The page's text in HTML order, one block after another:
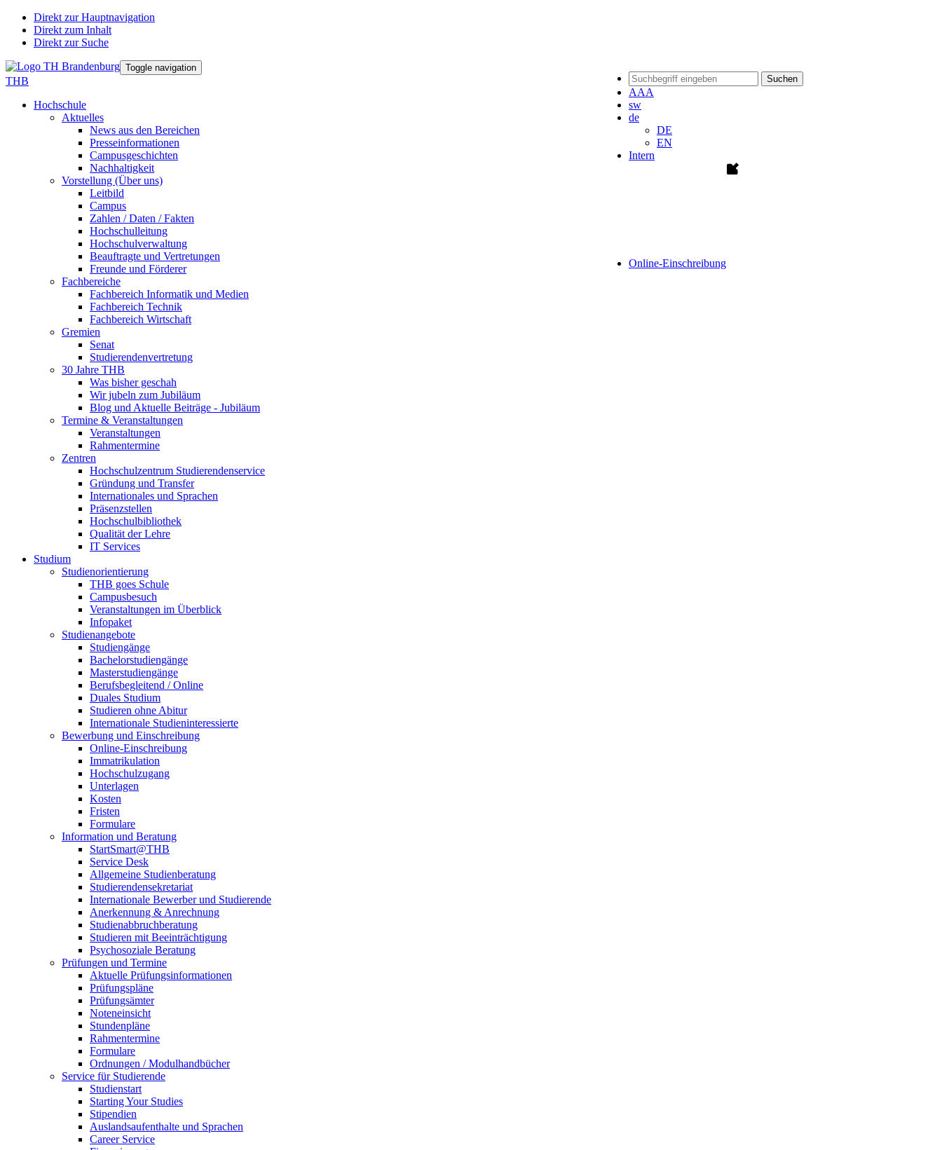
Direkt zur Hauptnavigation
Direkt zum Inhalt
Direkt zur Suche
Suchen
AAA
sw
de
DE
EN
Intern
Online-Einschreibung
Toggle navigation
THB
Hochschule
Aktuelles
News aus den Bereichen
Presseinformationen
Campusgeschichten
Nachhaltigkeit
Vorstellung (Über uns)
Leitbild
Campus
Zahlen / Daten / Fakten
Hochschulleitung
Hochschulverwaltung
Beauftragte und Vertretungen
Freunde und Förderer
Fachbereiche
Fachbereich Informatik und Medien
Fachbereich Technik
Fachbereich Wirtschaft
Gremien
Senat
Studierendenvertretung
30 Jahre THB
Was bisher geschah
Wir jubeln zum Jubiläum
Blog und Aktuelle Beiträge - Jubiläum
Termine & Veranstaltungen
Veranstaltungen
Rahmentermine
Zentren
Hochschulzentrum Studierendenservice
Gründung und Transfer
Internationales und Sprachen
Präsenzstellen
Hochschulbibliothek
Qualität der Lehre
IT Services
Studium
Studienorientierung
THB goes Schule
Campusbesuch
Veranstaltungen im Überblick
Infopaket
Studienangebote
Studiengänge
Bachelorstudiengänge
Masterstudiengänge
Berufsbegleitend / Online
Duales Studium
Studieren ohne Abitur
Internationale Studieninteressierte
Bewerbung und Einschreibung
Online-Einschreibung
Immatrikulation
Hochschulzugang
Unterlagen
Kosten
Fristen
Formulare
Information und Beratung
StartSmart@THB
Service Desk
Allgemeine Studienberatung
Studierendensekretariat
Internationale Bewerber und Studierende
Anerkennung & Anrechnung
Studienabbruchberatung
Studieren mit Beeinträchtigung
Psychosoziale Beratung
Prüfungen und Termine
Aktuelle Prüfungsinformationen
Prüfungspläne
Prüfungsämter
Noteneinsicht
Stundenpläne
Rahmentermine
Formulare
Ordnungen / Modulhandbücher
Service für Studierende
Studienstart
Starting Your Studies
Stipendien
Auslandsaufenthalte und Sprachen
Career Service